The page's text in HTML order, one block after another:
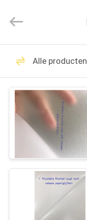
THUIS
PRODUCTEN
OVER
Co.,Ltd.
Het
de
Alle producten